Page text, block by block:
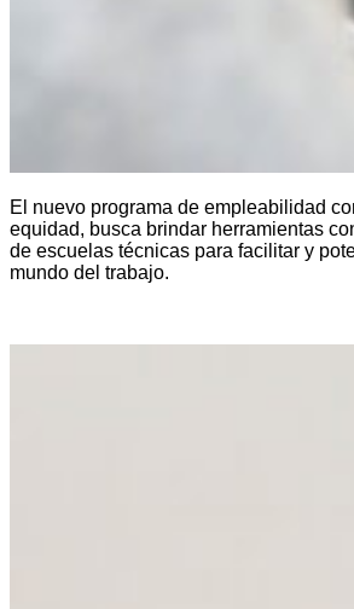
El nuevo programa de empleabilidad
equidad, busca brindar herramientas
de escuelas técnicas para facilitar y
mundo del trabajo.